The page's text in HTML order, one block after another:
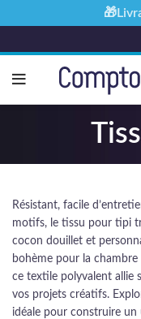
Résistant, facile
motifs, le tissu pour tipi
cocon douillet et
bohème pour la
ce textile polyvalent allie
vos projets créatifs.
idéale pour construire un